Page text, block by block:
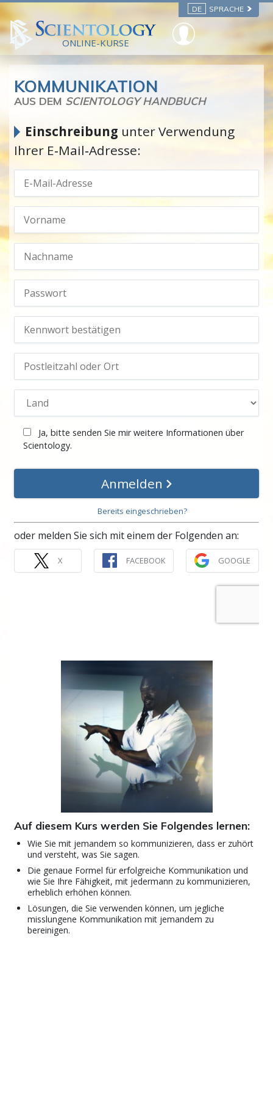
DE SPRACHE
ONLINE-KURSE
KOMMUNIKATION
AUS DEM SCIENTOLOGY HANDBUCH
Einschreibung unter Verwendung
Ihrer E‑Mail‑Adresse:
Ja, bitte senden Sie mir weitere Informationen über
Scientology.
Anmelden
Bereits eingeschrieben?
oder melden Sie sich mit einem der Folgenden an:
X FACEBOOK GOOGLE
Auf diesem Kurs werden Sie Folgendes lernen:
Wie Sie mit jemandem so kommunizieren, dass er zuhört
und versteht, was Sie sagen.
Die genaue Formel für erfolgreiche Kommunikation und
wie Sie Ihre Fähigkeit, mit jedermann zu kommunizieren,
erheblich erhöhen können.
Lösungen, die Sie verwenden können, um jegliche
misslungene Kommunikation mit jemandem zu
bereinigen.